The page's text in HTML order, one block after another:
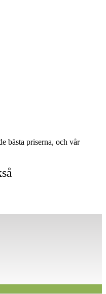
bästa priserna, och vår